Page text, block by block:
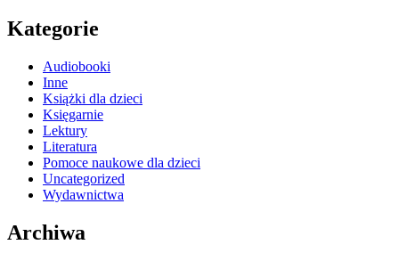
Kategorie
Audiobooki
Inne
Książki dla dzieci
Księgarnie
Lektury
Literatura
Pomoce naukowe dla dzieci
Uncategorized
Wydawnictwa
Archiwa